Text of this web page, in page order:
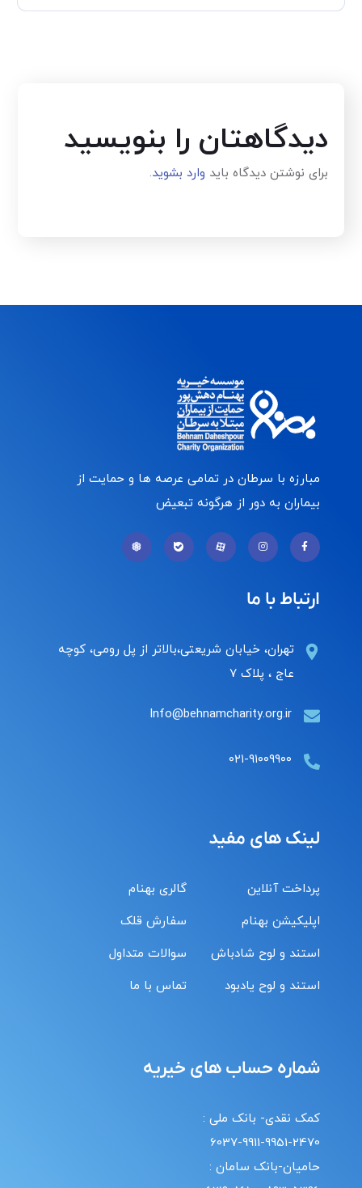
دیدگاهتان را بنویسید
برای نوشتن دیدگاه باید وارد بشوید.
مبارزه با سرطان در تمامی عرصه ها و حمایت از
بیماران به دور از هرگونه تبعیض
ارتباط با ما
تهران، خیابان شریعتی،بالاتر از پل رومی، کوچه
عاج ، پلاک ۷
Info@behnamcharity.org.ir
۰۲۱-۹۱۰۰۹۹۰۰
لینک های مفید
پرداخت آنلاین
اپلیکیشن بهنام
استند و لوح شادباش
استند و لوح یادبود
گالری بهنام
سفارش قلک
سوالات متداول
تماس با ما
شماره حساب های خیریه
کمک نقدی- بانک ملی :
6037-9911-9951-2470
حامیان-بانک سامان :